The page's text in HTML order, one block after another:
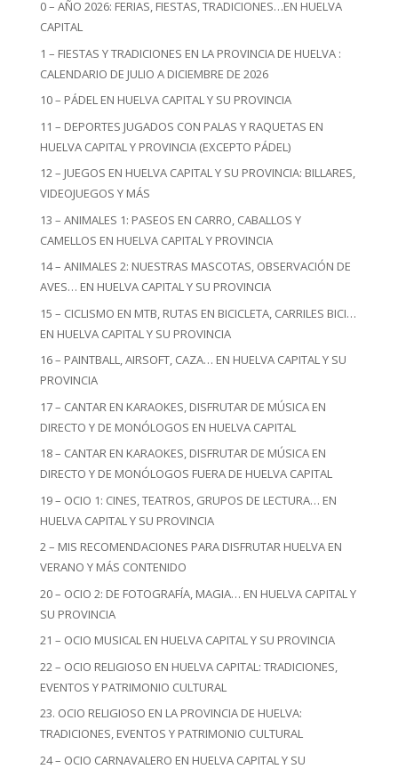
0 – AÑO 2026: FERIAS, FIESTAS, TRADICIONES…EN HUELVA
CAPITAL
1 – FIESTAS Y TRADICIONES EN LA PROVINCIA DE HUELVA :
CALENDARIO DE JULIO A DICIEMBRE DE 2026
10 – PÁDEL EN HUELVA CAPITAL Y SU PROVINCIA
11 – DEPORTES JUGADOS CON PALAS Y RAQUETAS EN
HUELVA CAPITAL Y PROVINCIA (EXCEPTO PÁDEL)
12 – JUEGOS EN HUELVA CAPITAL Y SU PROVINCIA: BILLARES,
VIDEOJUEGOS Y MÁS
13 – ANIMALES 1: PASEOS EN CARRO, CABALLOS Y
CAMELLOS EN HUELVA CAPITAL Y PROVINCIA
14 – ANIMALES 2: NUESTRAS MASCOTAS, OBSERVACIÓN DE
AVES… EN HUELVA CAPITAL Y SU PROVINCIA
15 – CICLISMO EN MTB, RUTAS EN BICICLETA, CARRILES BICI…
EN HUELVA CAPITAL Y SU PROVINCIA
16 – PAINTBALL, AIRSOFT, CAZA… EN HUELVA CAPITAL Y SU
PROVINCIA
17 – CANTAR EN KARAOKES, DISFRUTAR DE MÚSICA EN
DIRECTO Y DE MONÓLOGOS EN HUELVA CAPITAL
18 – CANTAR EN KARAOKES, DISFRUTAR DE MÚSICA EN
DIRECTO Y DE MONÓLOGOS FUERA DE HUELVA CAPITAL
19 – OCIO 1: CINES, TEATROS, GRUPOS DE LECTURA… EN
HUELVA CAPITAL Y SU PROVINCIA
2 – MIS RECOMENDACIONES PARA DISFRUTAR HUELVA EN
VERANO Y MÁS CONTENIDO
20 – OCIO 2: DE FOTOGRAFÍA, MAGIA… EN HUELVA CAPITAL Y
SU PROVINCIA
21 – OCIO MUSICAL EN HUELVA CAPITAL Y SU PROVINCIA
22 – OCIO RELIGIOSO EN HUELVA CAPITAL: TRADICIONES,
EVENTOS Y PATRIMONIO CULTURAL
23. OCIO RELIGIOSO EN LA PROVINCIA DE HUELVA:
TRADICIONES, EVENTOS Y PATRIMONIO CULTURAL
24 – OCIO CARNAVALERO EN HUELVA CAPITAL Y SU